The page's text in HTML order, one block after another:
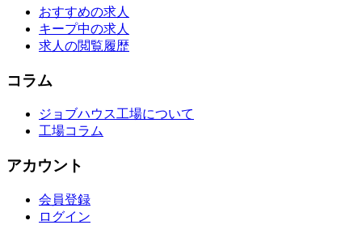
おすすめの求人
キープ中の求人
求人の閲覧履歴
コラム
ジョブハウス工場について
工場コラム
アカウント
会員登録
ログイン